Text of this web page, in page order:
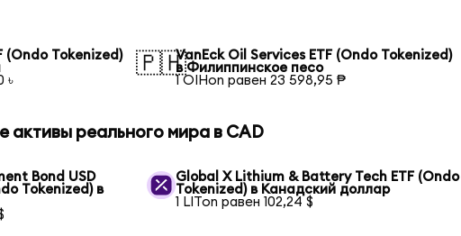
(Ondo Tokenized)
৳
🇵🇭VanEck Oil Services ETF (Ondo Tokenized)
в Филиппинское песо
1 OIHon равен 23 598,95 ₱
активы реального мира в CAD
Bond USD
Tokenized) в
Global X Lithium & Battery Tech ETF (Ondo
Tokenized) в Канадский доллар
1 LITon равен 102,24 $